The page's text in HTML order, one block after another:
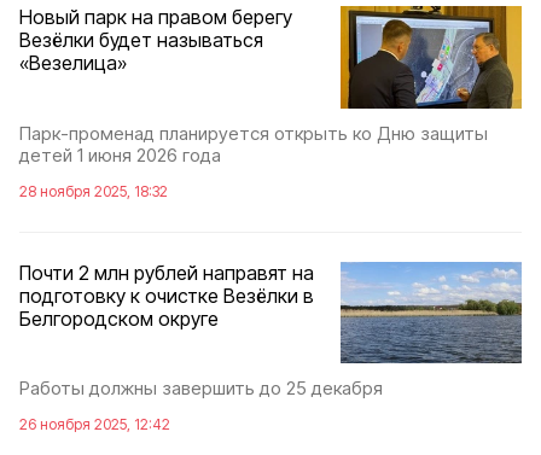
Новый парк на правом берегу
Везёлки будет называться
«Везелица»
Парк-променад планируется открыть ко Дню защиты
детей 1 июня 2026 года
28 ноября 2025, 18:32
Почти 2 млн рублей направят на
подготовку к очистке Везёлки в
Белгородском округе
Работы должны завершить до 25 декабря
26 ноября 2025, 12:42